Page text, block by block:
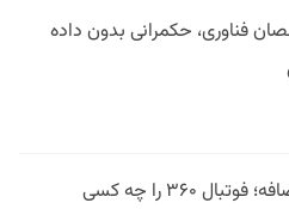
فناوری، حکمرانی بدون داده
فیلتر در وقت اضافه؛ فوتبال ۳۶۰ را چه کسی